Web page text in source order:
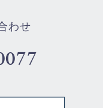
わせ